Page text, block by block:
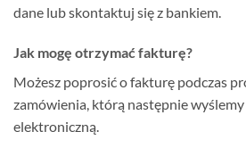
dane lub skontaktuj się z bankiem.
Jak mogę otrzymać fakturę?
Możesz poprosić o fakturę podczas
zamówienia, którą następnie
elektroniczną.